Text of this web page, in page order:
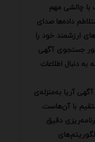
با چالشی مهم
داده‌ها صدای
ارزشمند خود را
جستجوی آگهی
دنبال اطلاعات
آریا به‌منزله‌ی
با آن‌هاست.
دقیق